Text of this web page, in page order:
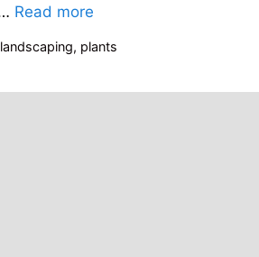
Read more
landscaping, plants